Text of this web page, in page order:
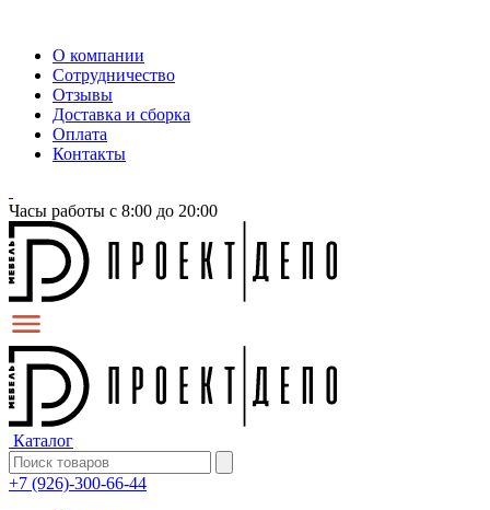
О компании
Сотрудничество
Отзывы
Доставка и сборка
Оплата
Контакты
Часы работы с 8:00 до 20:00
Каталог
+7 (926)-300-66-44